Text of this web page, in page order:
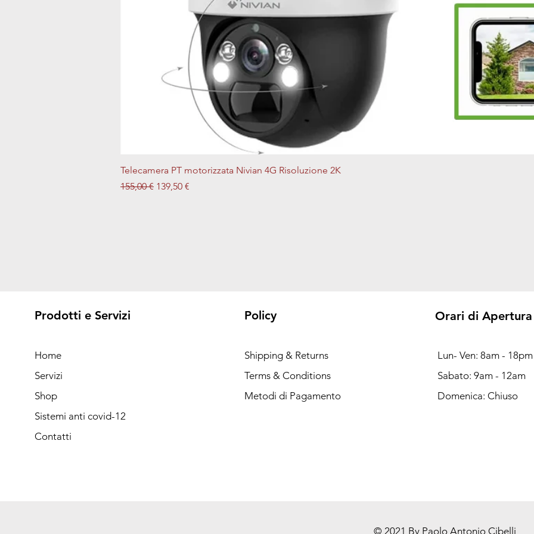
Telecamera PT motorizzata Nivian 4G Risoluzione 2K
Prezzo regolare
155,00 € Prezzo scontato
139,50 €
Prodotti e Servizi
Home
Servizi
Shop
Sistemi anti covid-12
Contatti
Policy
Shipping & Returns
Terms & Conditions
Metodi di Pagamento
Orari di Apertura
Lun- Ven: 8am - 18pm
Sabato: 9am - 12am
Domenica: Chiuso
© 2021 By Paolo Antonio Cibelli